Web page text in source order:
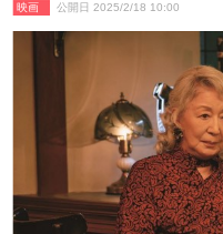
映画 公開日 2025/2/18 10:00